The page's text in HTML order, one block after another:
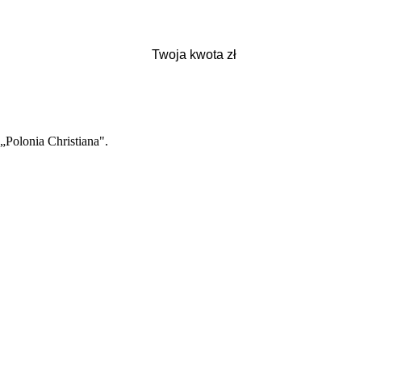
Christiana".